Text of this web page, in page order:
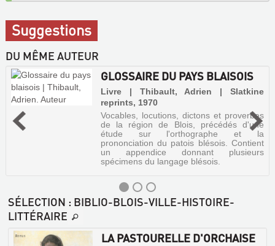
Suggestions
DU MÊME AUTEUR
GLOSSAIRE DU PAYS BLAISOIS
Livre | Thibault, Adrien | Slatkine
reprints, 1970
Vocables, locutions, dictons et proverbes
de la région de Blois, précédés d'une
étude sur l'orthographe et la
prononciation du patois blésois. Contient
un appendice donnant plusieurs
spécimens du langage blésois.
SÉLECTION : BIBLIO-BLOIS-VILLE-HISTOIRE-
LITTÉRAIRE
LA PASTOURELLE D'ORCHAISE